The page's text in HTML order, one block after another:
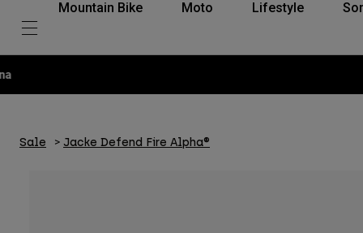
Mountain Bike Moto Lifestyle
Sale Jacke Defend Fire Alpha®